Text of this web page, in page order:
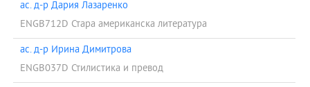
ас. д-р Дария Лазаренко
ENGB712D Стара американска литература
ас. д-р Ирина Димитрова
ENGB037D Стилистика и превод